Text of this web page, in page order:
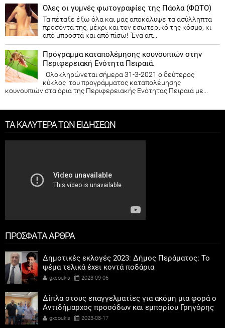
Όλες οι γυμνές φωτογραφίες της Πάολα (ΦΩΤΟ)
Τα πέταξε έξω όλα και μας αποκάλυψε τα ασύλληπτα
προσόντα της, μέχρι και τον εσωτερικό της κόσμο, κι
από μπροστά και από πίσω! Ένα απ...
Πρόγραμμα καταπολέμησης κουνουπιών στην
Περιφερειακή Ενότητα Πειραιά.
Ολοκληρώνεται σήμερα 31-3-2021 ο δεύτερος
κύκλος του προγράμματος καταπολέμησης
κουνουπιών στα όρια της Περιφερειακής Ενότητας Πειραιά με...
ΤΑ ΚΑΛΥΤΕΡΑ ΤΩΝ ΕΙΔΗΣΕΩΝ
ΠΡΟΣΦΑΤΑ ΑΡΘΡΑ
Δημοτικές εκλογές 2023: Δήμος Περάματος: Το
ψέμα τελικά έχει κοντά ποδάρια
gxcoukis 2023-09-06
Δίπλα στους επαγγελματίες για ακόμη μια φορά ο
Αντιδήμαρχος προσόδων και εμπορίου Γρηγόρης
Καψοκόλης
gxcoukis 2023-08-17